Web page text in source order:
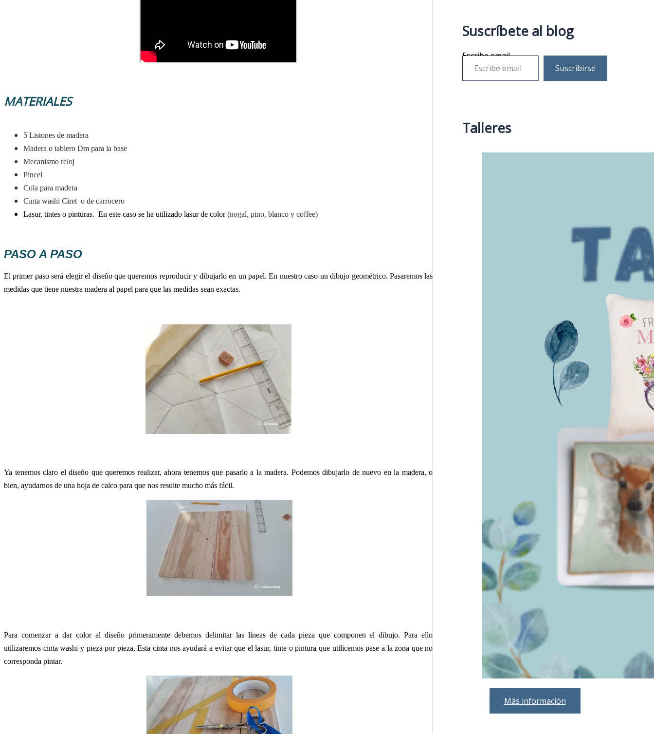
MATERIALES
5 Listones de madera
Madera o tablero Dm para la base
Mecanismo reloj
Pincel
Cola para madera
Cinta washi Ciret o de carrocero
Lasur, tintes o pinturas. En este caso se ha utilizado lasur de color(nogal, pino, blanco y coffee)
PASO A PASO
El primer paso será elegir el diseño que queremos reproducir y dibujarlo en un papel. En nuestro caso un dibujo geométrico. Pasaremos las
medidas que tiene nuestra madera al papel para que las medidas sean exactas.
Ya tenemos claro el diseño que queremos realizar, ahora tenemos que pasarlo a la madera. Podemos dibujarlo de nuevo en la madera, o
bien, ayudarnos de una hoja de calco para que nos resulte mucho más fácil.
Para comenzar a dar color al diseño primeramente debemos delimitar las líneas de cada pieza que componen el dibujo. Para ello
utilizaremos cinta washi y pieza por pieza. Esta cinta nos ayudará a evitar que el lasur, tinte o pintura que utilicemos pase a la zona que no
corresponda pintar.
Suscríbete al blog
Escribe email
Suscribirse
Talleres
Más información